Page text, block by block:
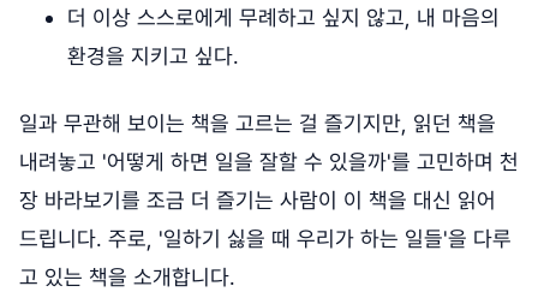
더 이상 스스로에게 무례하고 싶지 않고, 내 마음의
환경을 지키고 싶다.
일과 무관해 보이는 책을 고르는 걸 즐기지만, 읽던 책을
내려놓고 '어떻게 하면 일을 잘할 수 있을까'를 고민하며 천
장 바라보기를 조금 더 즐기는 사람이 이 책을 대신 읽어
드립니다. 주로, '일하기 싫을 때 우리가 하는 일들'을 다루
고 있는 책을 소개합니다.